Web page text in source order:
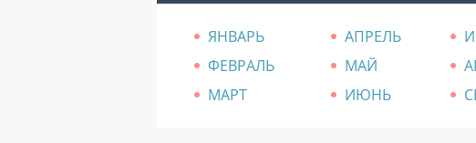
ЯНВАРЬ АПРЕЛЬ
ФЕВРАЛЬ
МАЙ
МАРТ
ИЮНЬ